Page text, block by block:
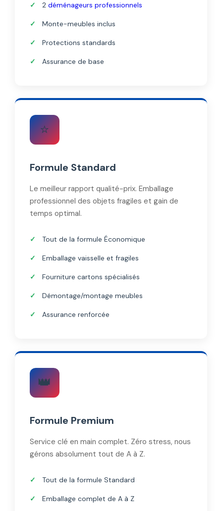
2 déménageurs professionnels
Monte-meubles inclus
Protections standards
Assurance de base
⭐
Formule Standard
Le meilleur rapport qualité-prix. Emballage
professionnel des objets fragiles et gain de
temps optimal.
Tout de la formule Économique
Emballage vaisselle et fragiles
Fourniture cartons spécialisés
Démontage/montage meubles
Assurance renforcée
👑
Formule Premium
Service clé en main complet. Zéro stress, nous
gérons absolument tout de A à Z.
Tout de la formule Standard
Emballage complet de A à Z